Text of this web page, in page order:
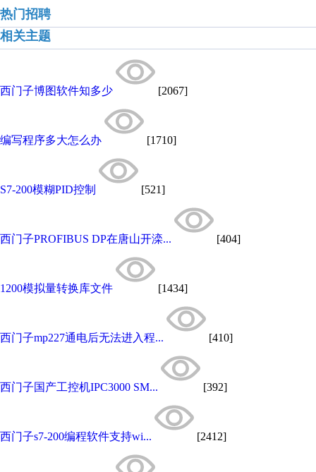
热门招聘
相关主题
西门子博图软件知多少 [2067]
编写程序多大怎么办 [1710]
S7-200模糊PID控制 [521]
西门子PROFIBUS DP在唐山开滦... [404]
1200模拟量转换库文件 [1434]
西门子mp227通电后无法进入程... [410]
西门子国产工控机IPC3000 SM... [392]
西门子s7-200编程软件支持wi... [2412]